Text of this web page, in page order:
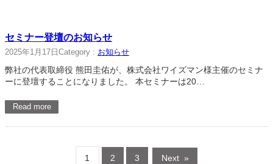
セミナー登壇のお知らせ
2025年1月17日 Category : お知らせ
弊社の代表取締役 熊田圭佑が、株式会社ワイズマン様主催のセミナ
ーに登壇することになりました。 本セミナーは20…
Read more
1 2 3 Next »